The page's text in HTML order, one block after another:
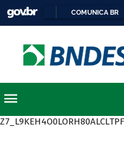
COMUNICA BR